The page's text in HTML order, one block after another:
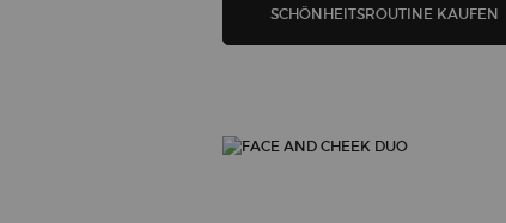
SCHÖNHEITSROUTINE KAUFEN